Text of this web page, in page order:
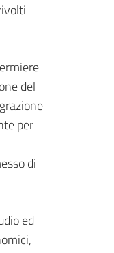
del
per
di
ed